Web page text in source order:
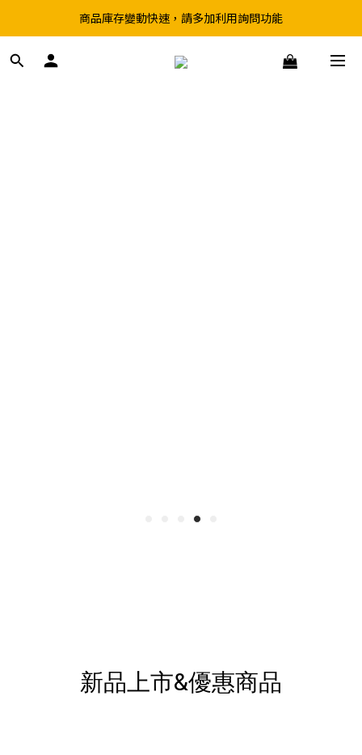
超取滿199、宅配滿490 享免運優惠
商品庫存變動快速，請多加利用詢問功能
]
新品上市&優惠商品